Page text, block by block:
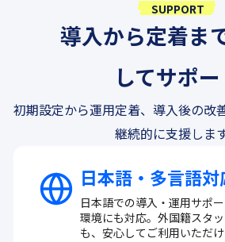
SUPPORT
導入から定着ま
してサポー
初期設定から運用定着、導入後の改
継続的に支援します
日本語・多言語対
日本語での導入・運用サポ
環境にも対応。外国籍スタ
も、安心してご利用いただけ